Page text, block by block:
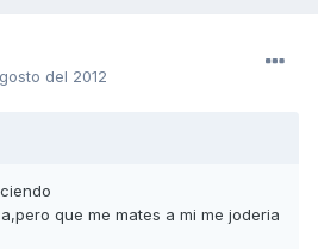
del 2012
que me mates a mi me joderia